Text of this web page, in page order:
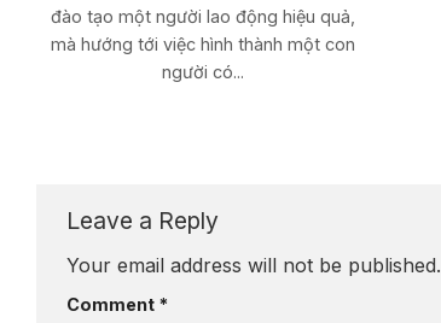
đào tạo một người lao động hiệu quả,
mà hướng tới việc hình thành một con
người có...
Leave a Reply
Your email address will not be published.
Comment *